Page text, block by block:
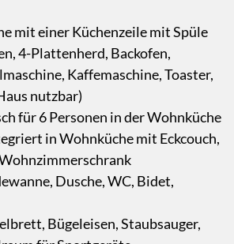
mit einer Küchenzeile mit Spüle
4-Plattenherd, Backofen,
Kaffemaschine, Toaster,
nutzbar)
für 6 Personen in der Wohnküche
in Wohnküche mit Eckcouch,
Dusche, WC, Bidet,
Bügeleisen, Staubsauger,